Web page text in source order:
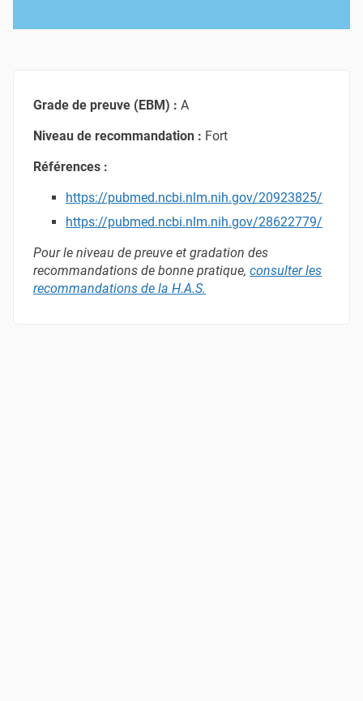
Grade de preuve (EBM) : A
Niveau de recommandation : Fort
Références :
https://pubmed.ncbi.nlm.nih.gov/20923825/
https://pubmed.ncbi.nlm.nih.gov/28622779/
Pour le niveau de preuve et gradation des
recommandations de bonne pratique, consulter les
recommandations de la H.A.S.